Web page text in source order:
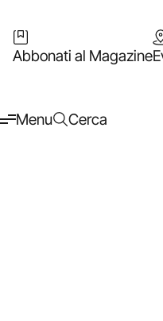
Abbonati al Magazine
Menu Cerca